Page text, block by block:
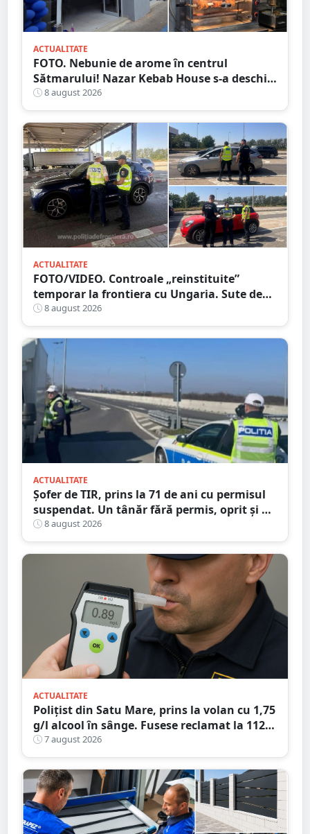
ACTUALITATE
FOTO. Nebunie de arome în centrul
Sătmarului! Nazar Kebab House s-a deschis
cu șaorma la 20 de lei, azi și mâine
8 august 2026
ACTUALITATE
FOTO/VIDEO. Controale „reinstituite”
temporar la frontiera cu Ungaria. Sute de
persoane și mașini, verificate în județul
Satu Mare
8 august 2026
ACTUALITATE
Șofer de TIR, prins la 71 de ani cu permisul
suspendat. Un tânăr fără permis, oprit și el
la Petea
8 august 2026
ACTUALITATE
Polițist din Satu Mare, prins la volan cu 1,75
g/l alcool în sânge. Fusese reclamat la 112
că circula pe contrasens
7 august 2026